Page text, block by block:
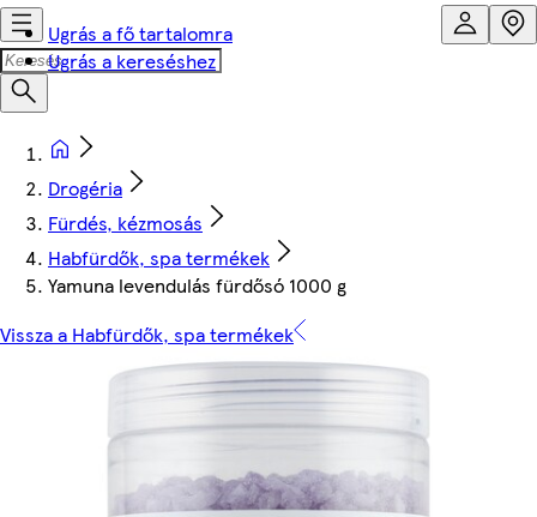
Ugrás a fő tartalomra
Ugrás a kereséshez
Drogéria
Fürdés, kézmosás
Habfürdők, spa termékek
Yamuna levendulás fürdősó 1000 g
Vissza a Habfürdők, spa termékek